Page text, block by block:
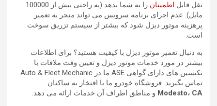
نقل قابل اطمینان
را به شما بدهد (به راحتی بیش از 100000
مایل). عدم اجرای برنامه سرویس می تواند منجر به تعمیر
پرهزینه موتور دیزل شود که بیشتر از سیستم تزریق سوخت
است.
به دنبال تعمیر موتور دیزل با کیفیت هستید؟ برای اطلاعات
بیشتر در مورد خدمات موتور دیزل و تعیین وقت ملاقات با
تکنسین های دارای گواهی ASE ما در Auto & Fleet Mechanic
تماس بگیرید. فروشگاه خودرو ما با افتخار به ساکنان
Modesto، CA و مناطق اطراف آن خدمات ارائه می دهد.